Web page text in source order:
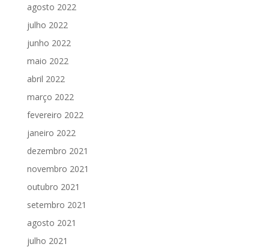
agosto 2022
julho 2022
junho 2022
maio 2022
abril 2022
março 2022
fevereiro 2022
janeiro 2022
dezembro 2021
novembro 2021
outubro 2021
setembro 2021
agosto 2021
julho 2021